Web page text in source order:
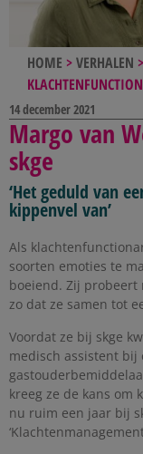
HOME >VERHALEN >
14 december 2021
Margo van
skge
‘Het geduld van
kippenvel van’
Als
soorten emoties te
boeiend. Zij probeert
zo dat ze samen tot
Voordat ze bij skge
medisch assistent bij
kreeg ze de kans om
nu ruim een jaar bij